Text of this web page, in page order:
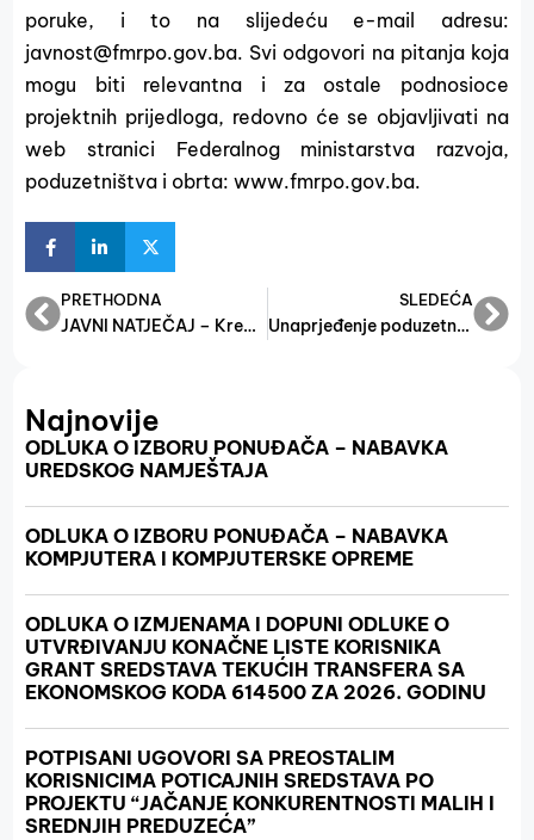
poruke, i to na slijedeću e-mail adresu:
javnost@fmrpo.gov.ba. Svi odgovori na pitanja koja
mogu biti relevantna i za ostale podnosioce
projektnih prijedloga, redovno će se objavljivati na
web stranici Federalnog ministarstva razvoja,
poduzetništva i obrta: www.fmrpo.gov.ba.
PRETHODNA
JAVNI NATJEČAJ – Kreditni poticaj 2015.
SLEDEĆA
Unaprjeđenje poduzetničkih zona u Federaciji BiH
Najnovije
ODLUKA O IZBORU PONUĐAČA – NABAVKA
UREDSKOG NAMJEŠTAJA
ODLUKA O IZBORU PONUĐAČA – NABAVKA
KOMPJUTERA I KOMPJUTERSKE OPREME
ODLUKA O IZMJENAMA I DOPUNI ODLUKE O
UTVRĐIVANJU KONAČNE LISTE KORISNIKA
GRANT SREDSTAVA TEKUĆIH TRANSFERA SA
EKONOMSKOG KODA 614500 ZA 2026. GODINU
POTPISANI UGOVORI SA PREOSTALIM
KORISNICIMA POTICAJNIH SREDSTAVA PO
PROJEKTU “JAČANJE KONKURENTNOSTI MALIH I
SREDNJIH PREDUZEĆA”